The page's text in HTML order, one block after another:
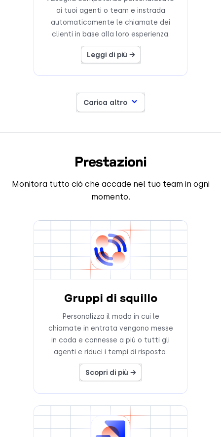
ai tuoi agenti o team e instrada
automaticamente le chiamate dei
clienti in base alla loro esperienza.
Leggi di più →
Carica altro
Prestazioni
Monitora tutto ciò che accade nel tuo team in ogni
momento.
Gruppi di squillo
Personalizza il modo in cui le
chiamate in entrata vengono messe
in coda e connesse a più o tutti gli
agenti e riduci i tempi di risposta.
Scopri di più →